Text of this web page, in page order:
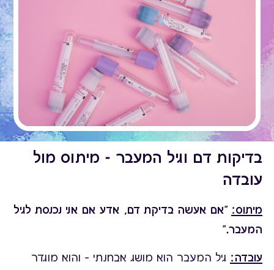
בדיקות דם וגיל המעבר - מיתוס מול
עובדה
מיתוס: "אם אעשה בדיקת דם, אדע אם אני נכנסת לגיל
המעבר."
עובדה: גיל המעבר הוא מושג אבחנתי – והוא מוגדר